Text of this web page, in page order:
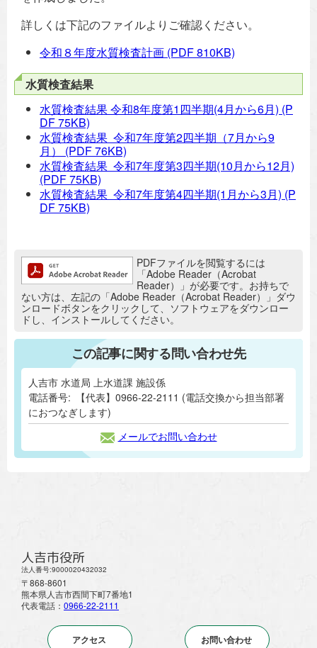
詳しくは下記のファイルよりご確認ください。
令和８年度水質検査計画 (PDF 810KB)
水質検査結果
水質検査結果 令和8年度第1四半期(4月から6月) (P
DF 75KB)
水質検査結果 令和7年度第2四半期（7月から9
月）
(PDF 76KB)
水質検査結果 令和7年度第3四半期(10月から12月)
(PDF 75KB)
水質検査結果 令和7年度第4四半期(1月から3月) (P
DF 75KB)
追加情報：PDFファイルPDFファイルを閲覧するには
「Adobe Reader（Acrobat
Reader）」が必要です。お持ちで
ない方は、左記の「Adobe Reader（Acrobat Reader）」ダウ
ンロードボタンをクリックして、ソフトウェアをダウンロー
ドし、インストールしてください。
この記事に関する問い合わせ先
人吉市 水道局 上水道課 施設係
電話番号:
【代表】0966-22-2111 (電話交換から担当部署
におつなぎします)
メールでお問い合わせ
人吉市役所
法人番号:9000020432032
〒868-8601
熊本県人吉市西間下町7番地1
代表電話： 0966-22-2111
アクセス お問い合わせ